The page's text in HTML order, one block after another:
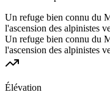
Un refuge bien connu du
l'ascension des alpinistes
Un refuge bien connu du
l'ascension des alpinistes
Élévation